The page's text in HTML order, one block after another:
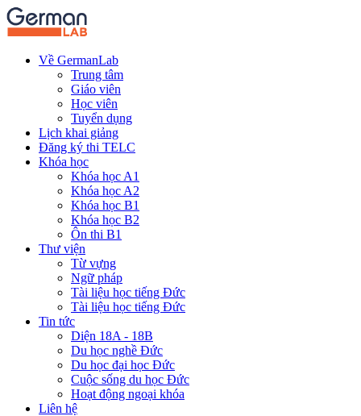
Về GermanLab
Trung tâm
Giáo viên
Học viên
Tuyển dụng
Lịch khai giảng
Đăng ký thi TELC
Khóa học
Khóa học A1
Khóa học A2
Khóa học B1
Khóa học B2
Ôn thi B1
Thư viện
Từ vựng
Ngữ pháp
Tài liệu học tiếng Đức
Tài liệu học tiếng Đức
Tin tức
Diện 18A - 18B
Du học nghề Đức
Du học đại học Đức
Cuộc sống du học Đức
Hoạt động ngoại khóa
Liên hệ